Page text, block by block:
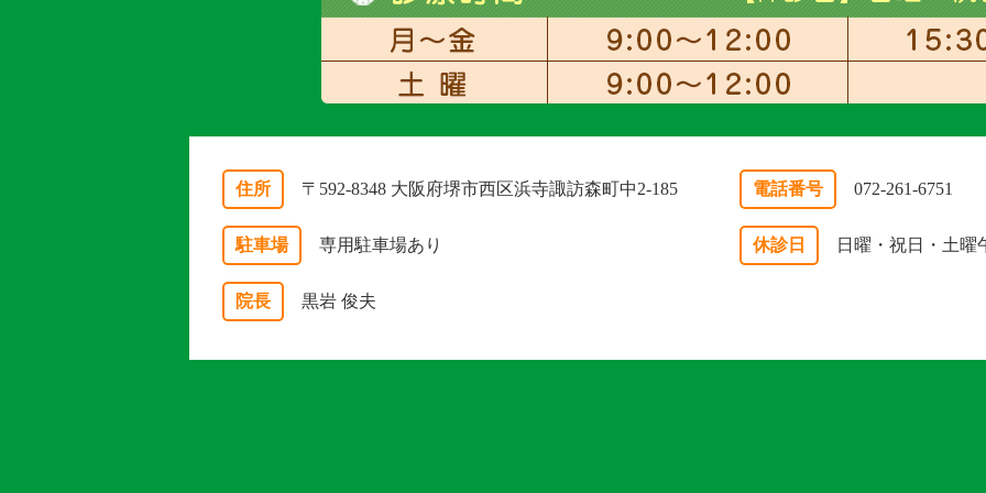
住所 〒592-8348 大阪府堺市西区浜寺諏訪森町中2-185 電話番号 072-261-6751
駐車場 専用駐車場あり 休診日 日曜・祝日・土曜
院長 黒岩 俊夫